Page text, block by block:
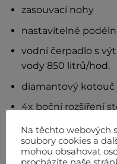
zasouvací nohy
nastavitelné
vodní čerpadlo s
vody 850 litrů/hod.
diamantový kotouč
4x boční rozšíření
sada 67024
diamantový kotouč
kámen na kotouče,
Na těchto webových
soubory cookies a
mohou obsahovat